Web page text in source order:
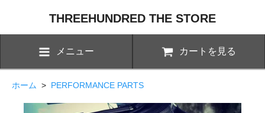
THREEHUNDRED THE STORE
メニュー カートを見る
ホーム > PERFORMANCE PARTS